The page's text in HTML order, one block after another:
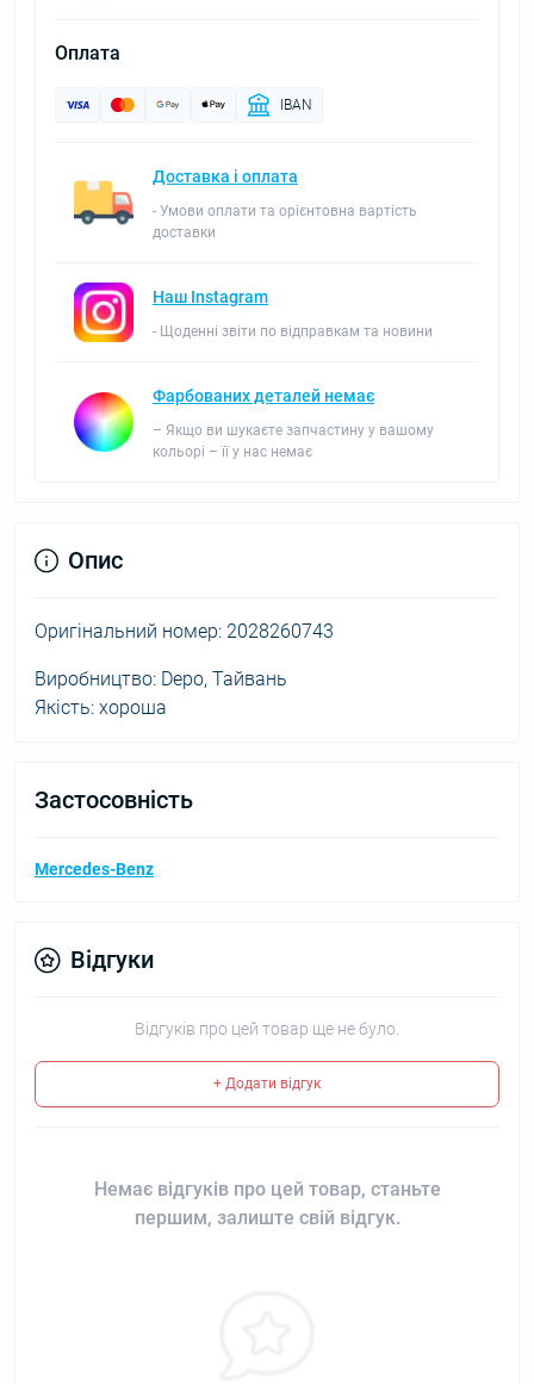
Оплата
IBAN
Доставка і оплата
- Умови оплати та орієнтовна вартість
доставки
Наш Instagram
- Щоденні звіти по відправкам та новини
Фарбованих деталей немає
– Якщо ви шукаєте запчастину у вашому
кольорі – її у нас немає
Опис
Оригінальний номер: 2028260743
Виробництво: Depo, Тайвань
Якість: хороша
Застосовність
Mercedes-Benz
Відгуки
Відгуків про цей товар ще не було.
+ Додати відгук
Немає відгуків про цей товар, станьте
першим, залиште свій відгук.